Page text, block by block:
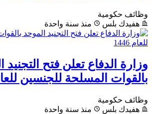
وظائف حكومية
هفيدك بلس
منذ سنة واحدة
وزارة الدفاع تعلن فتح التجنيد
بالقوات المسلحة للجنسين للعام
وظائف حكومية
هفيدك بلس
منذ سنة واحدة